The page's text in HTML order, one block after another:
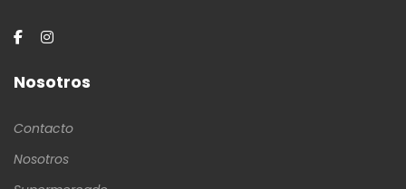
Nosotros
Contacto
Nosotros